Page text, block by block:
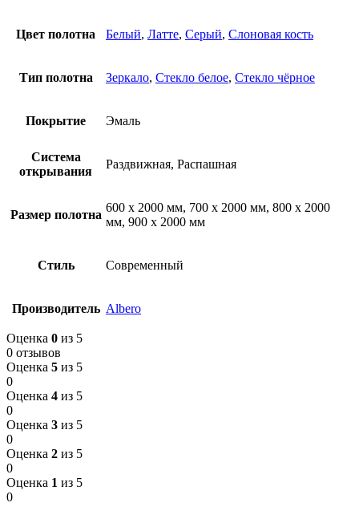
Цвет полотна Белый, Латте, Серый, Слоновая кость
Тип полотна Зеркало, Стекло белое, Стекло чёрное
Покрытие Эмаль
Система
открывания
Раздвижная, Распашная
Размер полотна
600 х 2000 мм, 700 х 2000 мм, 800 х 2000
мм, 900 х 2000 мм
Стиль Современный
Производитель Albero
Оценка 0 из 5
0 отзывов
Оценка 5 из 5
0
Оценка 4 из 5
0
Оценка 3 из 5
0
Оценка 2 из 5
0
Оценка 1 из 5
0